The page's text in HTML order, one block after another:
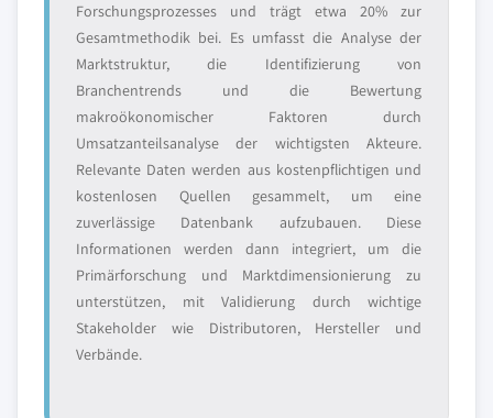
Forschungsprozesses und trägt etwa 20% zur
Gesamtmethodik bei. Es umfasst die Analyse der
Marktstruktur, die Identifizierung von
Branchentrends und die Bewertung
makroökonomischer Faktoren durch
Umsatzanteilsanalyse der wichtigsten Akteure.
Relevante Daten werden aus kostenpflichtigen und
kostenlosen Quellen gesammelt, um eine
zuverlässige Datenbank aufzubauen. Diese
Informationen werden dann integriert, um die
Primärforschung und Marktdimensionierung zu
unterstützen, mit Validierung durch wichtige
Stakeholder wie Distributoren, Hersteller und
Verbände.